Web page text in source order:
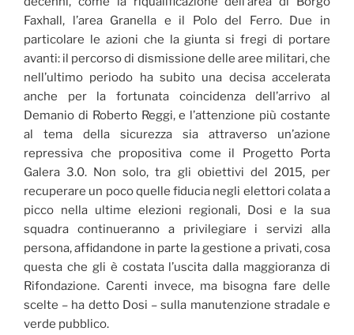
Faxhall, l’area Granella e il Polo del Ferro. Due in
particolare le azioni che la giunta si fregi di portare
avanti: il percorso di dismissione delle aree militari, che
nell’ultimo periodo ha subito una decisa accelerata
anche per la fortunata coincidenza dell’arrivo al
Demanio di Roberto Reggi, e l’attenzione più costante
al tema della sicurezza sia attraverso un’azione
repressiva che propositiva come il Progetto Porta
Galera 3.0. Non solo, tra gli obiettivi del 2015, per
recuperare un poco quelle fiducia negli elettori colata a
picco nella ultime elezioni regionali, Dosi e la sua
squadra continueranno a privilegiare i servizi alla
persona, affidandone in parte la gestione a privati, cosa
questa che gli è costata l’uscita dalla maggioranza di
Rifondazione. Carenti invece, ma bisogna fare delle
scelte – ha detto Dosi – sulla manutenzione stradale e
verde pubblico.